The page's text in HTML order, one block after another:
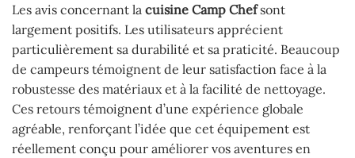
Les avis concernant la cuisine Camp Chefsont
largement positifs. Les utilisateurs apprécient
particulièrement sa durabilité et sa praticité. Beaucoup
de campeurs témoignent de leur satisfaction face à la
robustesse des matériaux et à la facilité de nettoyage.
Ces retours témoignent d’une expérience globale
agréable, renforçant l’idée que cet équipement est
réellement conçu pour améliorer vos aventures en